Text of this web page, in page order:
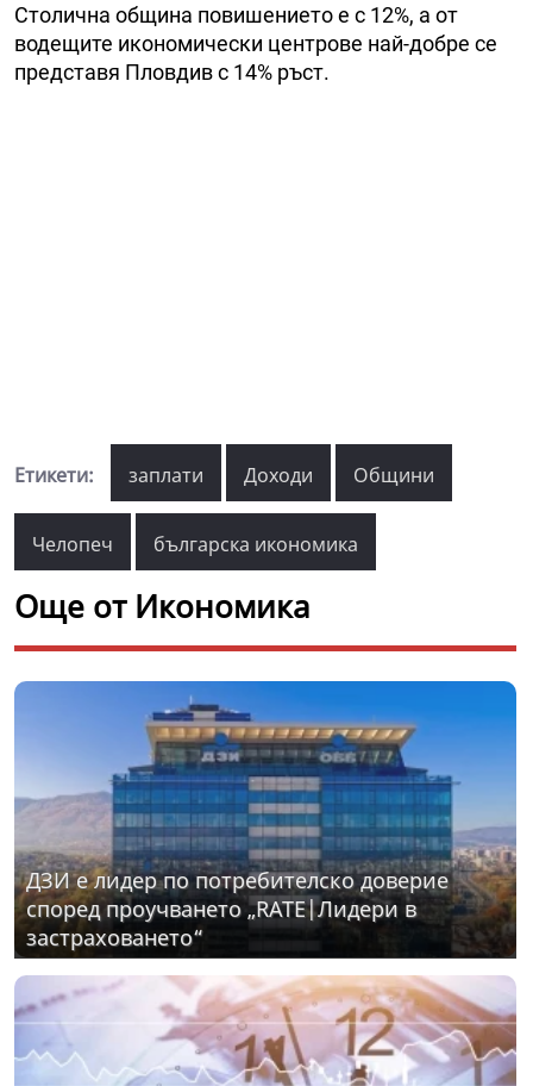
Столична община повишението е с 12%, а от
водещите икономически центрове най-добре се
представя Пловдив с 14% ръст.
Етикети: заплати Доходи Общини
Челопеч българска икономика
Още от Икономика
ДЗИ е лидер по потребителско доверие
според проучването „RATE|Лидери в
застраховането“